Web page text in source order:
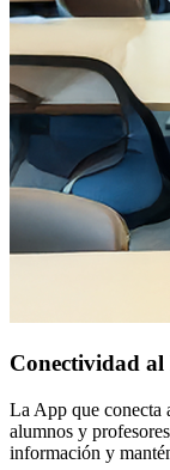
Conectividad al
La App que conecta
alumnos y
información y